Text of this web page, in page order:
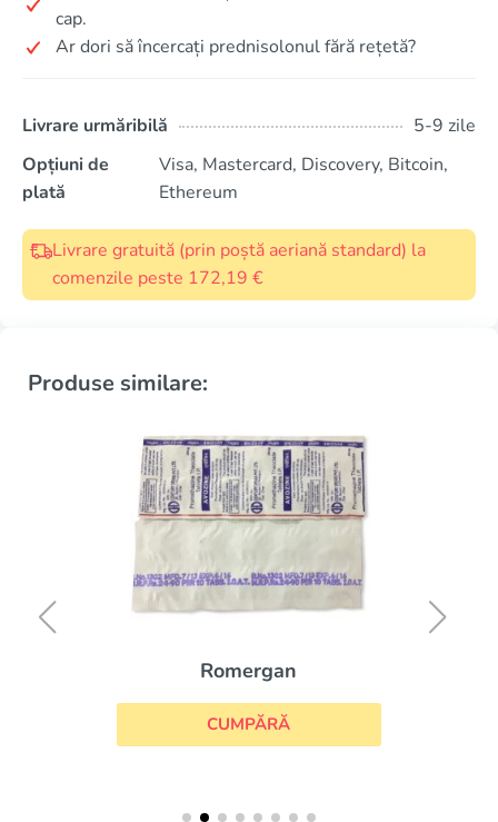
cap.
Ar dori să încercați prednisolonul fără rețetă?
Livrare urmăribilă
5-9 zile
Opțiuni de
plată
Visa, Mastercard, Discovery, Bitcoin,
Ethereum
Livrare gratuită (prin poștă aeriană standard) la
comenzile peste 172,19 €
Produse similare:
Romergan
CUMPĂRĂ